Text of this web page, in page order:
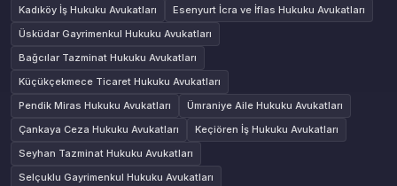
Kadıköy İş Hukuku Avukatları
Esenyurt İcra ve İflas Hukuku Avukatları
Üsküdar Gayrimenkul Hukuku Avukatları
Bağcılar Tazminat Hukuku Avukatları
Küçükçekmece Ticaret Hukuku Avukatları
Pendik Miras Hukuku Avukatları
Ümraniye Aile Hukuku Avukatları
Çankaya Ceza Hukuku Avukatları
Keçiören İş Hukuku Avukatları
Seyhan Tazminat Hukuku Avukatları
Selçuklu Gayrimenkul Hukuku Avukatları